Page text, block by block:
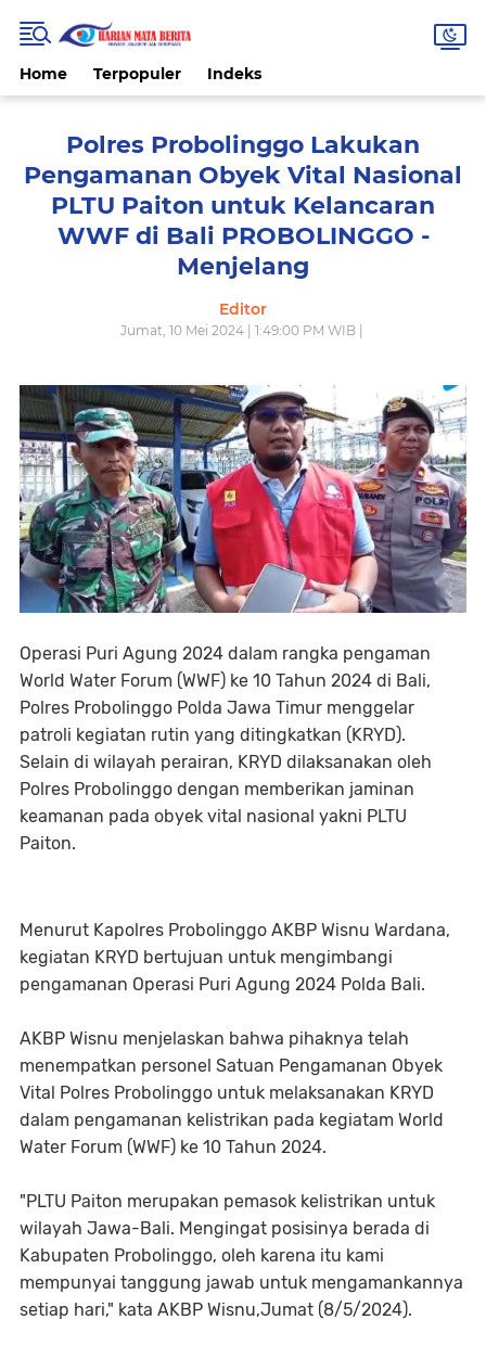
Home Terpopuler Indeks
Polres Probolinggo Lakukan
Pengamanan Obyek Vital Nasional
PLTU Paiton untuk Kelancaran
WWF di Bali PROBOLINGGO -
Menjelang
Editor
Jumat, 10 Mei 2024 | 1:49:00 PM WIB |
Operasi Puri Agung 2024 dalam rangka pengaman
World Water Forum (WWF) ke 10 Tahun 2024 di Bali,
Polres Probolinggo Polda Jawa Timur menggelar
patroli kegiatan rutin yang ditingkatkan (KRYD).
Selain di wilayah perairan, KRYD dilaksanakan oleh
Polres Probolinggo dengan memberikan jaminan
keamanan pada obyek vital nasional yakni PLTU
Paiton.
Menurut Kapolres Probolinggo AKBP Wisnu Wardana,
kegiatan KRYD bertujuan untuk mengimbangi
pengamanan Operasi Puri Agung 2024 Polda Bali.
AKBP Wisnu menjelaskan bahwa pihaknya telah
menempatkan personel Satuan Pengamanan Obyek
Vital Polres Probolinggo untuk melaksanakan KRYD
dalam pengamanan kelistrikan pada kegiatam World
Water Forum (WWF) ke 10 Tahun 2024.
"PLTU Paiton merupakan pemasok kelistrikan untuk
wilayah Jawa-Bali. Mengingat posisinya berada di
Kabupaten Probolinggo, oleh karena itu kami
mempunyai tanggung jawab untuk mengamankannya
setiap hari," kata AKBP Wisnu,Jumat (8/5/2024).